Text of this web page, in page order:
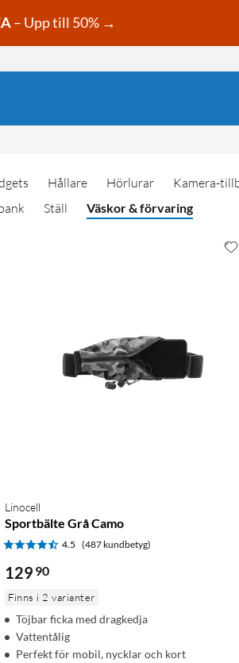
– Upp till 50% →
Hållare Hörlurar Kamera-
Ställ Väskor & förvaring
Linocell
Sportbälte Grå Camo
4.5 (487 kundbetyg)
129 90
Finns i 2 varianter
Töjbar ficka med dragkedja
Vattentålig
Perfekt för mobil, nycklar och kort